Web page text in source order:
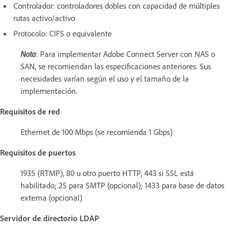
Controlador: controladores dobles con capacidad de múltiples
rutas activo/activo
Protocolo: CIFS o equivalente
Nota: Para implementar Adobe Connect Server con NAS o
SAN, se recomiendan las especificaciones anteriores. Sus
necesidades varían según el uso y el tamaño de la
implementación.
Requisitos de red
Ethernet de 100 Mbps (se recomienda 1 Gbps)
Requisitos de puertos
1935 (RTMP), 80 u otro puerto HTTP, 443 si SSL está
habilitado; 25 para SMTP (opcional); 1433 para base de datos
externa (opcional)
Servidor de directorio LDAP